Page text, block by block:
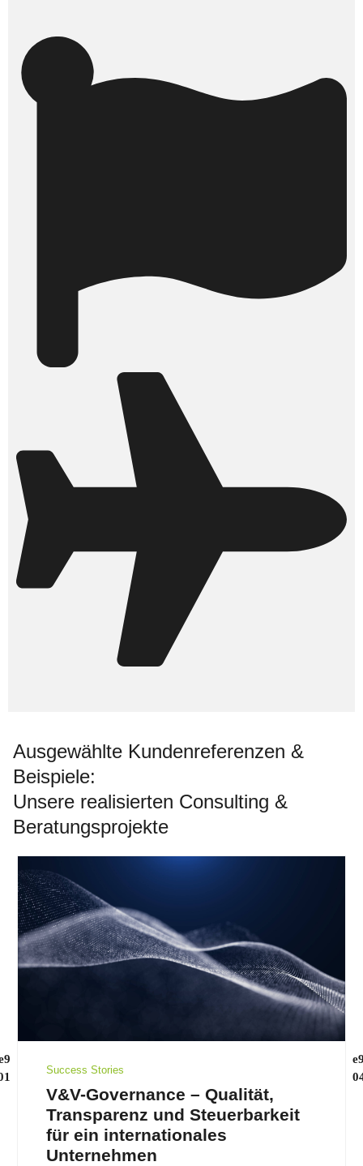
Ausgewählte Kundenreferenzen &
Beispiele:
Unsere realisierten Consulting &
Beratungsprojekte
Success Stories
V&V-Governance – Qualität,
Transparenz und Steuerbarkeit
für ein internationales
Unternehmen